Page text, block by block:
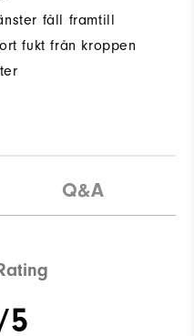
fåll framtill
fukt från kroppen
Q&A
5